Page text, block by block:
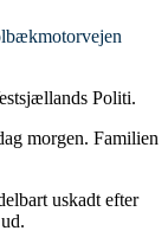
Politi.
morgen. Familien
uskadt efter